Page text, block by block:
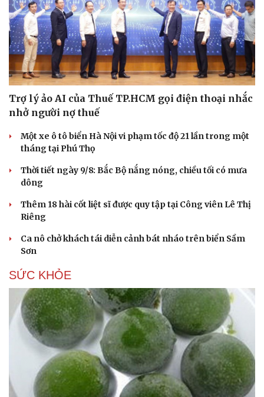
Văn hóa
Sân khấu - Điện ảnh
Văn học
Âm nhạc
Di sản
Giải trí
Nghệ sĩ
Thời trang
Sao Việt
Trợ lý ảo AI của Thuế TP.HCM gọi điện thoại nhắc
nhở người nợ thuế
Một xe ô tô biển Hà Nội vi phạm tốc độ 21 lần trong một
tháng tại Phú Thọ
Thời tiết ngày 9/8: Bắc Bộ nắng nóng, chiều tối có mưa
dông
Thêm 18 hài cốt liệt sĩ được quy tập tại Công viên Lê Thị
Riêng
Ca nô chở khách tái diễn cảnh bát nháo trên biển Sầm
Sơn
SỨC KHỎE